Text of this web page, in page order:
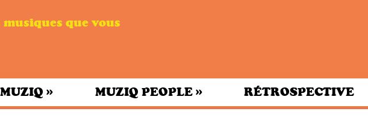
que vous
» MUZIQ PEOPLE » RÉTROSPECTIVE